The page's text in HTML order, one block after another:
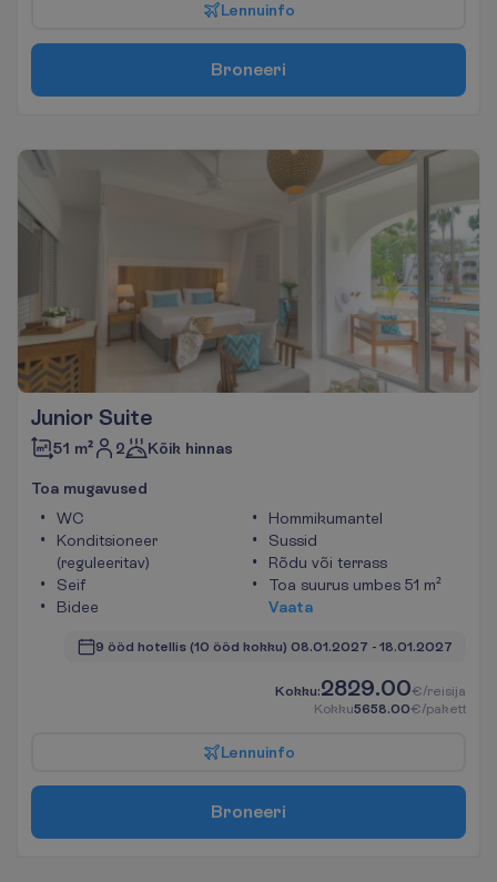
Lennuinfo
Broneeri
Junior Suite
51 m² 2 Kõik hinnas
Toa mugavused
WC
Konditsioneer
(reguleeritav)
Seif
Bidee
Hommikumantel
Sussid
Rõdu või terrass
Toa suurus umbes 51 m²
Vaata
9 ööd hotellis (10 ööd kokku) 08.01.2027 - 18.01.2027
Kokku:2829.00€/reisija
Kokku5658.00€/pakett
Lennuinfo
Broneeri